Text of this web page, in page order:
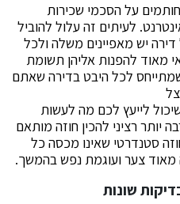
על הסכמי שכירות
לעיתים זה עלול להוביל
יש מאפיינים משלה ולכל
מאוד להפנות אליהן תשומת
לכל היבט בדירה שאתם
לייעץ לכם מה לעשות
יותר רציני להכין חוזה מותאם
סטנדרטי שאינו מכסה כל
מאוד צער ועוגמת נפש בהמשך.
שונות